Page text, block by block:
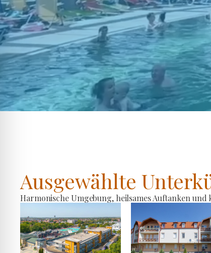
Ausgewählte
Harmonische Umgebung, heilsames Auftanken